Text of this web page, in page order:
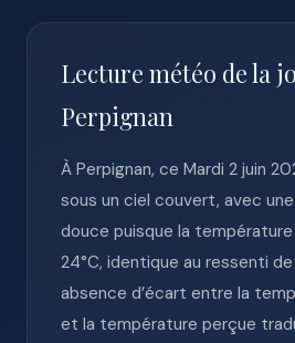
Lecture météo de la
Perpignan
À Perpignan, ce Mardi 2 juin
sous un ciel couvert, avec
douce puisque la
24°C, identique au ressenti
absence d’écart entre la
et la température perçue